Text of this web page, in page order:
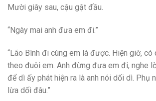
Mười giây sau, cậu gật đầu.
“Ngày mai anh đưa em đi.”
“Lão Bình đi cùng em là được. Hiện giờ, có
theo đuôi em. Anh đừng đưa em đi, nghe
để dì ấy phát hiện ra là anh nói dối dì. Phụ
lừa dối đâu.”